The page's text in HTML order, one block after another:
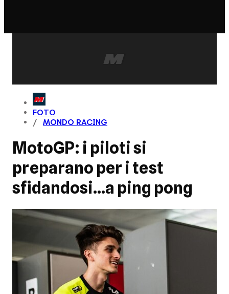
FOTO
MONDO RACING
MotoGP: i piloti si
preparano per i test
sfidandosi...a ping pong